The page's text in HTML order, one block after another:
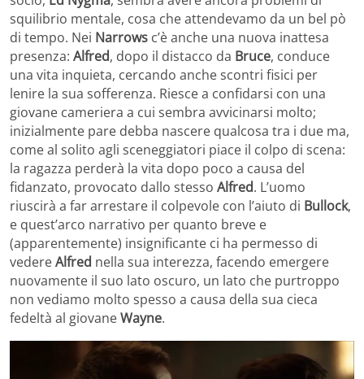
squilibrio mentale, cosa che attendevamo da un bel pò
di tempo. Nei Narrows c’è anche una nuova inattesa
presenza: Alfred, dopo il distacco da Bruce, conduce
una vita inquieta, cercando anche scontri fisici per
lenire la sua sofferenza. Riesce a confidarsi con una
giovane cameriera a cui sembra avvicinarsi molto;
inizialmente pare debba nascere qualcosa tra i due ma,
come al solito agli sceneggiatori piace il colpo di scena:
la ragazza perderà la vita dopo poco a causa del
fidanzato, provocato dallo stesso Alfred. L’uomo
riuscirà a far arrestare il colpevole con l’aiuto di Bullock,
e quest’arco narrativo per quanto breve e
(apparentemente) insignificante ci ha permesso di
vedereAlfred nella sua interezza, facendo emergere
nuovamente il suo lato oscuro, un lato che purtroppo
non vediamo molto spesso a causa della sua cieca
fedeltà al giovaneWayne.